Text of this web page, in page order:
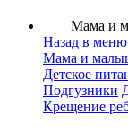
Мама и
Назад в меню
Мама и
Детское
Подгузники
Крещение